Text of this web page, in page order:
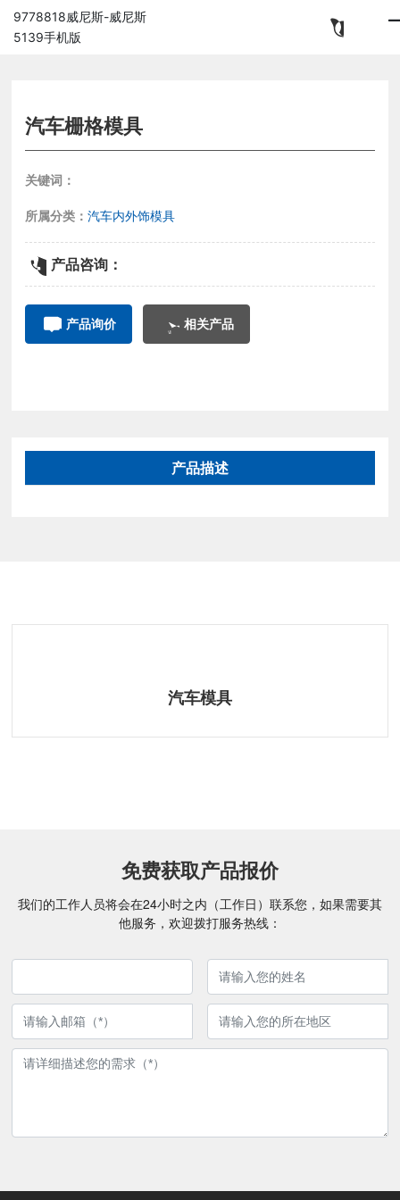
9778818威尼斯-威尼斯
5139手机版
汽车栅格模具
关键词：
所属分类：汽车内外饰模具
产品咨询：
产品询价 相关产品
产品描述
汽车模具
免费获取产品报价
我们的工作人员将会在24小时之内（工作日）联系您，如果需要其
他服务，欢迎拨打服务热线：